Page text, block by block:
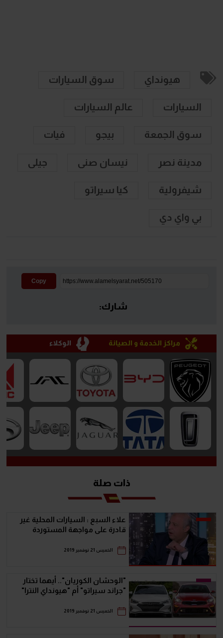
هيونداي سوق السيارات
السيارات عالم السيارات
سوق الجمعة بيجو فيات
مدينة نصر نيسان صنى جيلى
شيفرولية كيا سيراتو
بي واي دي
Copy
شارك:
مراكز الخدمة و الصيانة الوكلاء
ذات صلة
علاء السبع : السيارات المحلية غير
قادرة على مواجهة المستوردة
الخميس 21 نوفمبر 2019
"الوحشان الكوريان".. أيهما تختار
"جراند سيراتو" أم "هيونداي النترا"
الخميس 21 نوفمبر 2019